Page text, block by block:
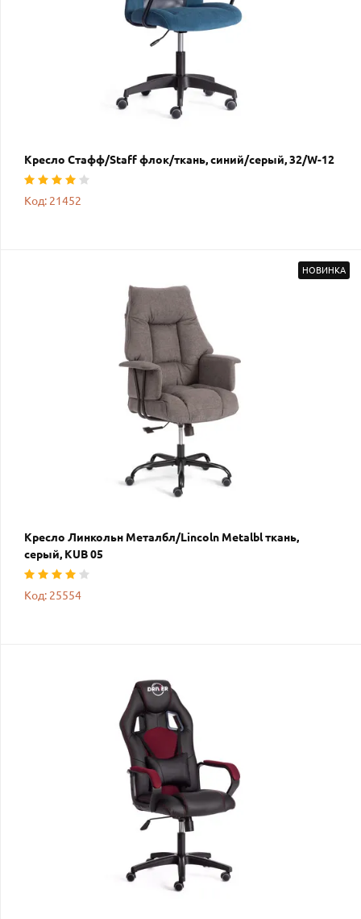
Кресло Стафф/Staff флок/ткань, синий/серый, 32/W-12
Код: 21452
НОВИНКА
Кресло Линкольн Металбл/Lincoln Metalbl ткань,
серый, KUB 05
Код: 25554